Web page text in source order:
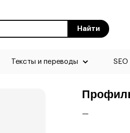
Найти
Тексты и переводы
—